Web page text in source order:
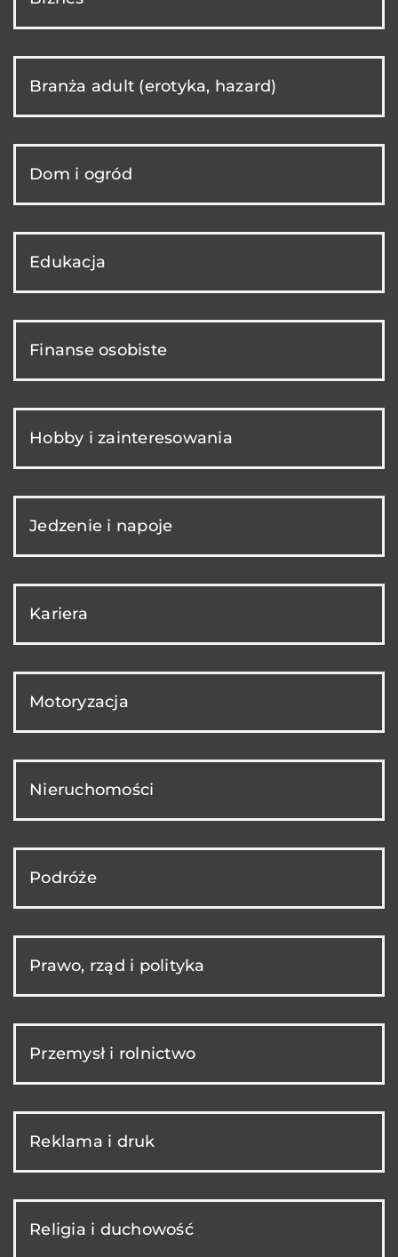
Branża adult (erotyka, hazard)
Dom i ogród
Edukacja
Finanse osobiste
Hobby i zainteresowania
Jedzenie i napoje
Kariera
Motoryzacja
Nieruchomości
Podróże
Prawo, rząd i polityka
Przemysł i rolnictwo
Reklama i druk
Religia i duchowość